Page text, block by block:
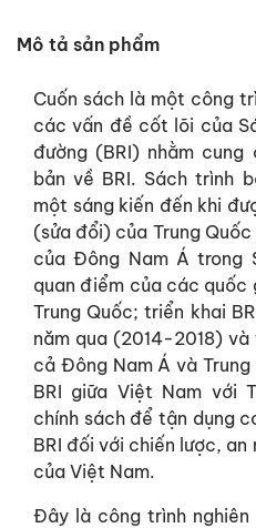
Mô tả sản phẩm
Cuốn sách là một công
các vấn đề cốt lõi của
đường (BRI) nhằm
bản về BRI. Sách trình
một sáng kiến đến khi
(sửa đổi) của Trung
của Đông Nam Á trong
quan điểm của các quốc
Trung Quốc; triển khai
năm qua (2014-2018)
cả Đông Nam Á và
BRI giữa Việt Nam với
chính sách để tận dụng
BRI đối với chiến lược,
của Việt Nam.
Đây là công trình